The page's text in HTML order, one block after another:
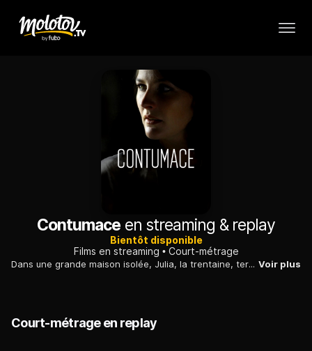
Contumace en streaming & replay
Bientôt disponible
Films en streaming
Court-métrage
Dans une grande maison isolée, Julia, la trentaine, termine calmement sa soirée avant d’aller dormir. Mais, une silhouette inquiétante et menaçante qui tente d’entrer par effraction, va bouleverser cette quiétude. Voir plus
Court-métrage en replay